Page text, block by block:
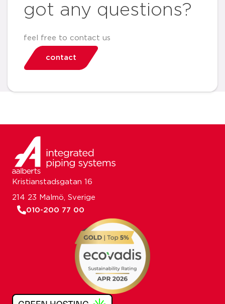
got any questions?
feel free to contact us
contact
Kristianstadsgatan 16
214 23 Malmö, Sverige
010-200 77 00